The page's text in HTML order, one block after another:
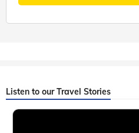
Listen to our Travel Stories